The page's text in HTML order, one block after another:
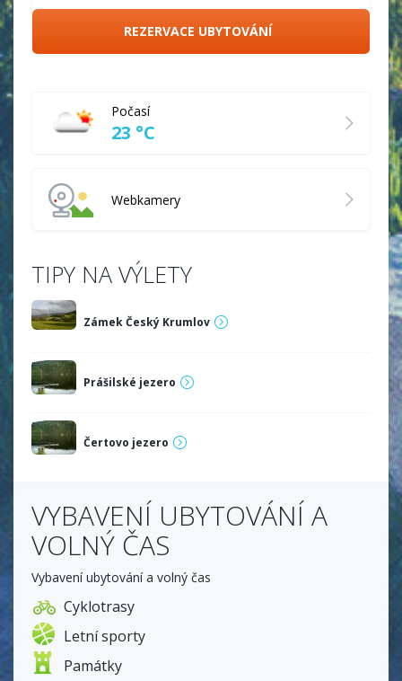
REZERVACE UBYTOVÁNÍ
Počasí
23 °C
Webkamery
TIPY NA VÝLETY
Zámek Český Krumlov
Prášilské jezero
Čertovo jezero
VYBAVENÍ UBYTOVÁNÍ A
VOLNÝ ČAS
Vybavení ubytování a volný čas
Cyklotrasy
Letní sporty
Památky